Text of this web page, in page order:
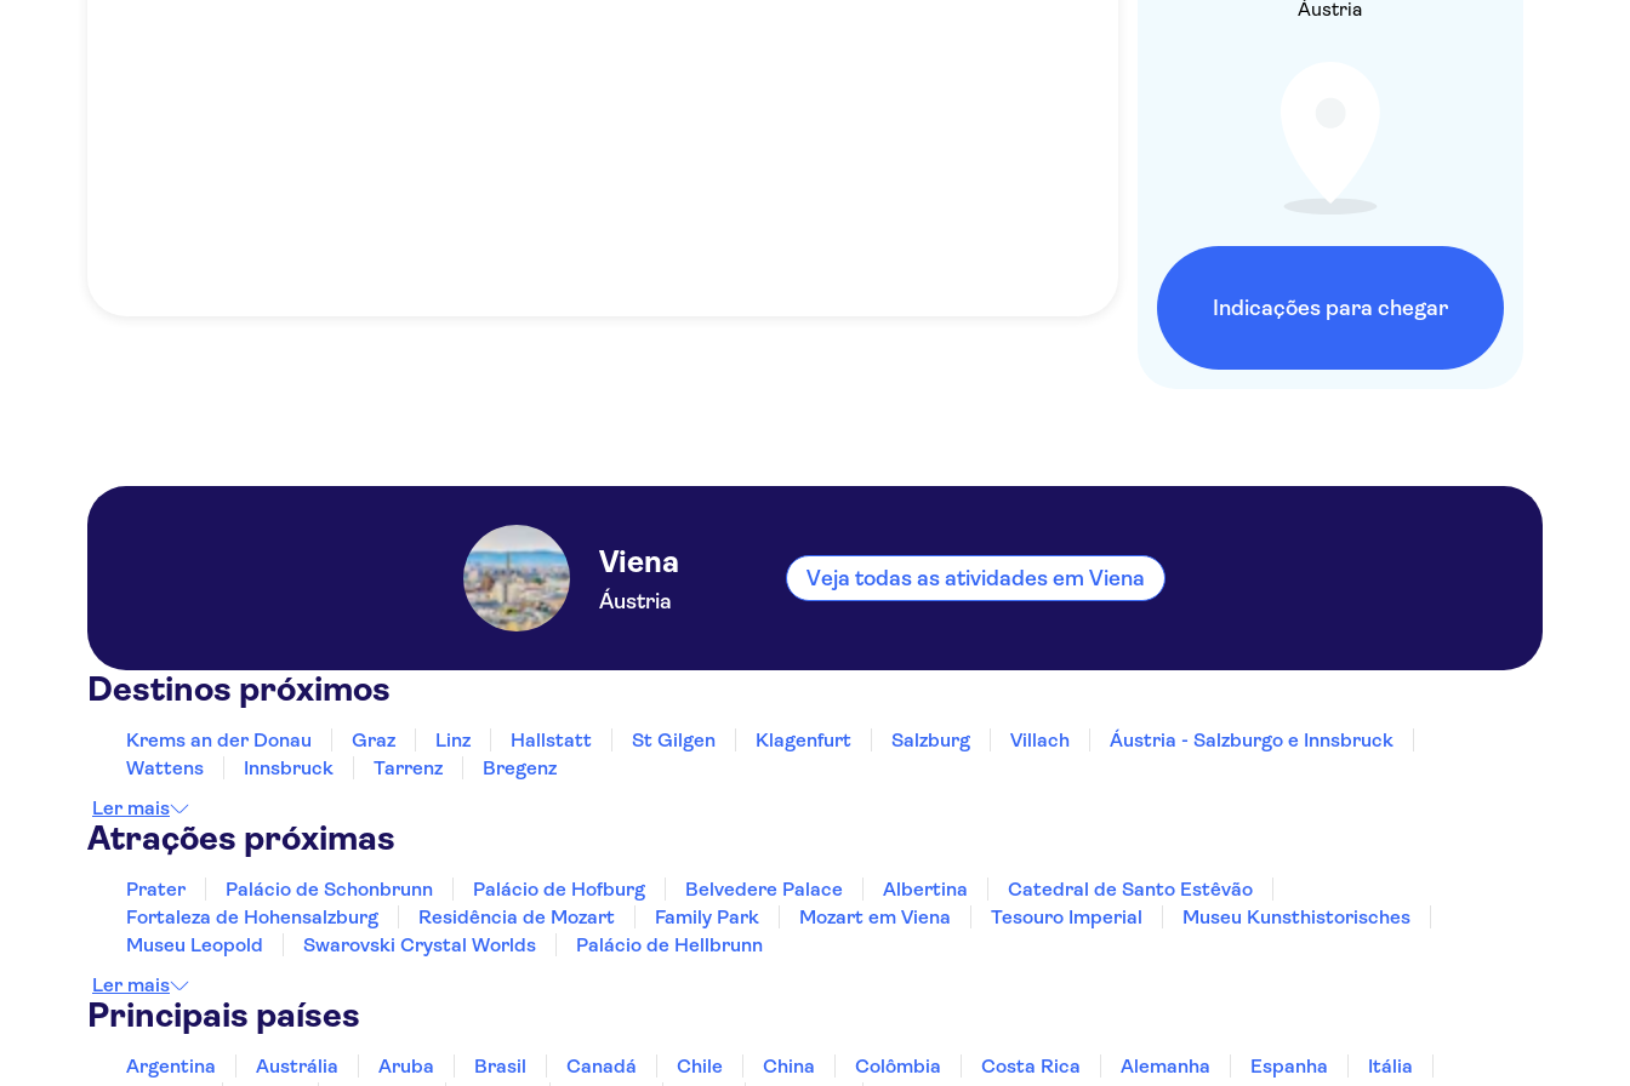
Áustria
Indicações para chegar
Viena
Áustria
Veja todas as atividades em Viena
Destinos próximos
Krems an der Donau Graz Linz Hallstatt St Gilgen Klagenfurt Salzburg Villach
Áustria - Salzburgo e Innsbruck
Wattens
Innsbruck Tarrenz
Bregenz
Ler mais
Atrações próximas
Prater Palácio de Schonbrunn Palácio de Hofburg Belvedere Palace Albertina
Catedral de Santo Estêvão
Fortaleza de Hohensalzburg
Residência de Mozart Family Park Mozart em Viena Tesouro Imperial
Museu Kunsthistorisches
Museu Leopold
Swarovski Crystal Worlds
Palácio de Hellbrunn
Ler mais
Principais países
Argentina Austrália Aruba Brasil Canadá Chile China Colômbia Costa Rica Alemanha Espanha
Itália